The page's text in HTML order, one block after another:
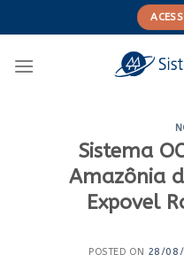
to
Sistema
Amazônia
Expovel
POSTED ON 28/